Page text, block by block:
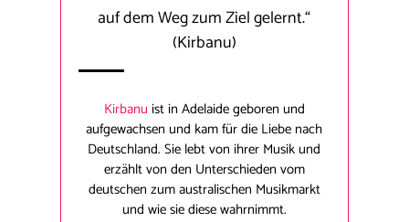
auf dem Weg zum Ziel gelernt.“
(Kirbanu)
Kirbanu ist in Adelaide geboren und
aufgewachsen und kam für die Liebe nach
Deutschland. Sie lebt von ihrer Musik und
erzählt von den Unterschieden vom
deutschen zum australischen Musikmarkt
und wie sie diese wahrnimmt.